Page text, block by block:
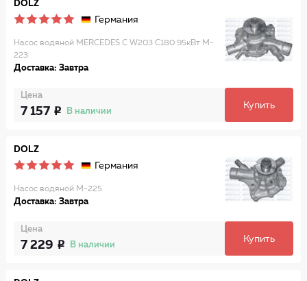
DOLZ
Германия
Насос водяной MERCEDES C W203 C180 95кВт M-
223
Доставка: Завтра
Цена
7 157 В наличии
Купить
DOLZ
Германия
Насос водяной M-225
Доставка: Завтра
Цена
7 229 В наличии
Купить